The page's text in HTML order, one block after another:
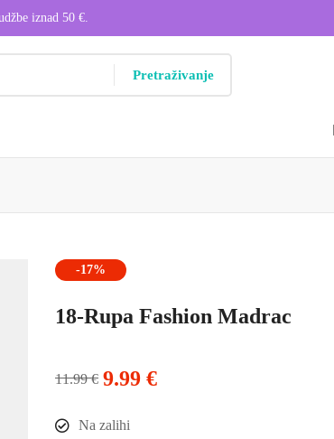
iznad 50 €.
Pretraživanje
-17%
18-Rupa Fashion Madrac
11.99€ 9.99€
Na zalihi